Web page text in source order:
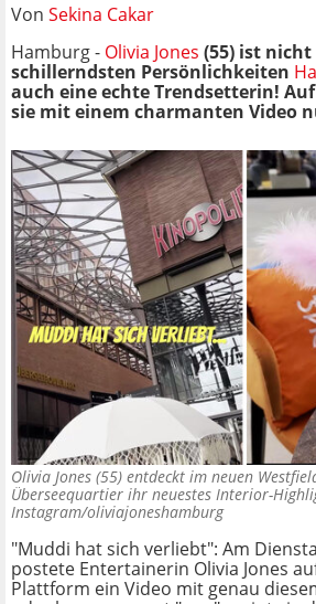
Von Sekina Cakar
Hamburg - Olivia Jones (55) ist
schillerndsten Persönlichkeiten
auch eine echte Trendsetterin! Auf
sie mit einem charmanten Video
Olivia Jones (55) entdeckt im neuen
Überseequartier ihr neuestes Interior-
Instagram/oliviajoneshamburg
"Muddi hat sich verliebt": Am
postete Entertainerin Olivia Jones
Plattform ein Video mit genau